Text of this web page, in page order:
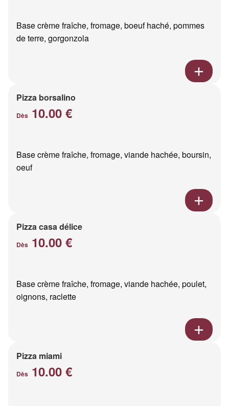
Base crème fraîche, fromage, boeuf haché, pommes
de terre, gorgonzola
Pizza borsalino
Dès 10.00 €
Base crème fraîche, fromage, viande hachée, boursin,
oeuf
Pizza casa délice
Dès 10.00 €
Base crème fraîche, fromage, viande hachée, poulet,
oignons, raclette
Pizza miami
Dès 10.00 €